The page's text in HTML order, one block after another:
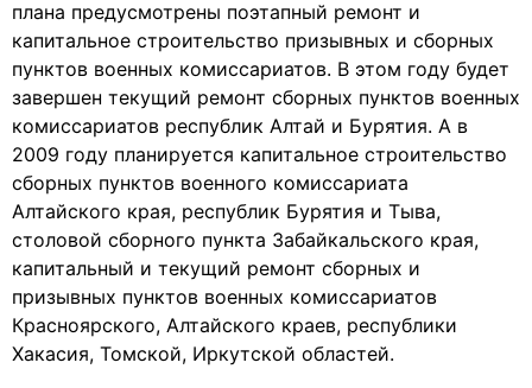
плана предусмотрены поэтапный ремонт и
капитальное строительство призывных и сборных
пунктов военных комиссариатов. В этом году будет
завершен текущий ремонт сборных пунктов военных
комиссариатов республик Алтай и Бурятия. А в
2009 году планируется капитальное строительство
сборных пунктов военного комиссариата
Алтайского края, республик Бурятия и Тыва,
столовой сборного пункта Забайкальского края,
капитальный и текущий ремонт сборных и
призывных пунктов военных комиссариатов
Красноярского, Алтайского краев, республики
Хакасия, Томской, Иркутской областей.